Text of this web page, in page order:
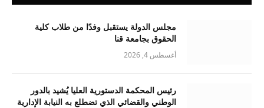
مجلس الدولة يستقبل وفدًا من طلاب كلية
الحقوق بجامعة قنا
أغسطس 4, 2026
رئيس المحكمة الدستورية العليا يُشيد بالدور
الوطني والقضائي الذي تضطلع به النيابة الإدارية